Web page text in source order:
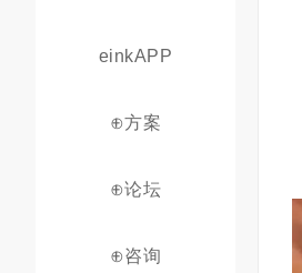
einkAPP
⊕方案
⊕论坛
⊕咨询